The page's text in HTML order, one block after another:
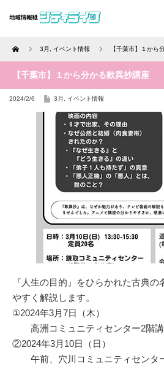
Home 3月 イベント情報 【千葉市】１から
【千葉市】１から分かる歎異抄講座
2024/2/6 3月 イベント情報
『人生の目的』をひらかれた古典
やすく解説します。
①2024年3月7日（木）
高洲コミュニティセンター2階講
②2024年3月10日（日）
午前、穴川コミュニティセンタ